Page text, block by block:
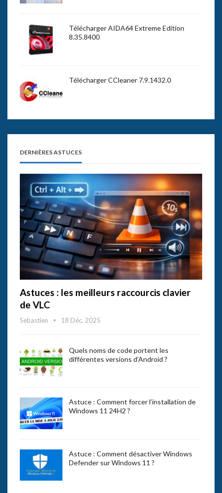
Télécharger AIDA64 Extreme Edition
8.35.8400
Télécharger CCleaner 7.9.1432.0
DERNIÈRES ASTUCES
Astuces : les meilleurs raccourcis clavier
de VLC
Sebastien 18 Déc, 2025
Quels noms de code portent les
différentes versions d’Android ?
Astuce : Comment forcer l’installation de
Windows 11 24H2 ?
Astuce : Comment désactiver Windows
Defender sur Windows 11 ?